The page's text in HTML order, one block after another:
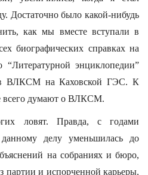
Достаточно было какой-нибудь
как мы вместе вступали в
биографических справках на
энциклопедии”
в ВЛКСМ на Каховской ГЭС. К
всего думают о ВЛКСМ.
ловят. Правда, с годами
делу уменьшилась до
на собраниях и бюро,
партии и испорченной карьеры,